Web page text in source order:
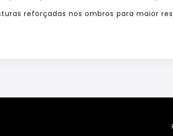
reforçadas nos ombros para maior